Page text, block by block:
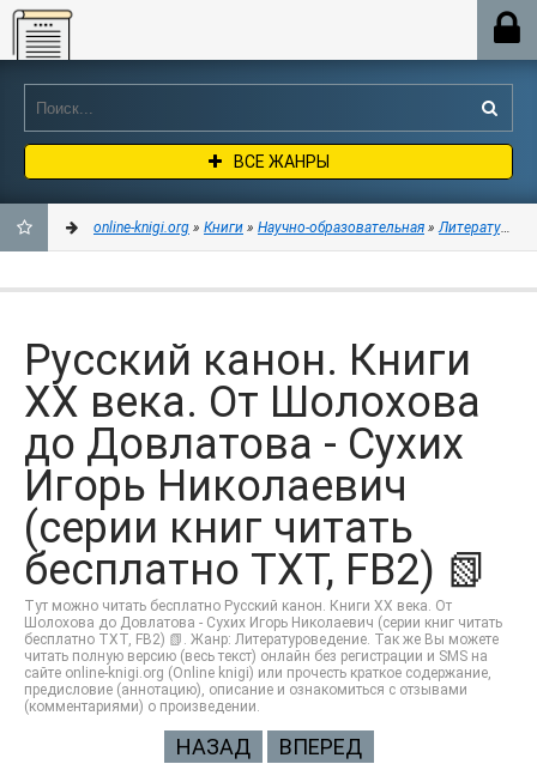
Online-knigi.org
ВСЕ ЖАНРЫ
ЗАКЛАДКИ
online-knigi.org » Книги » Научно-образовательная »
Русский канон. Книги
ХХ века. От Шолохова
до Довлатова - Сухих
Игорь Николаевич
(серии книг читать
бесплатно TXT, FB2) 📗
Тут можно читать бесплатно Русский канон. Книги ХХ века. От
Шолохова до Довлатова - Сухих Игорь Николаевич (серии книг читать
бесплатно TXT, FB2) 📗. Жанр: Литературоведение. Так же Вы можете
читать полную версию (весь текст) онлайн без регистрации и SMS на
сайте online-knigi.org (Online knigi) или прочесть краткое содержание,
предисловие (аннотацию), описание и ознакомиться с отзывами
(комментариями) о произведении.
НАЗАД ВПЕРЕД